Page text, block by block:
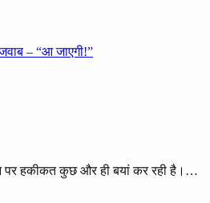
पर हकीकत कुछ और ही बयां कर रही है।…